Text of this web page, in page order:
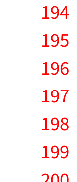
194
195
196
197
198
199